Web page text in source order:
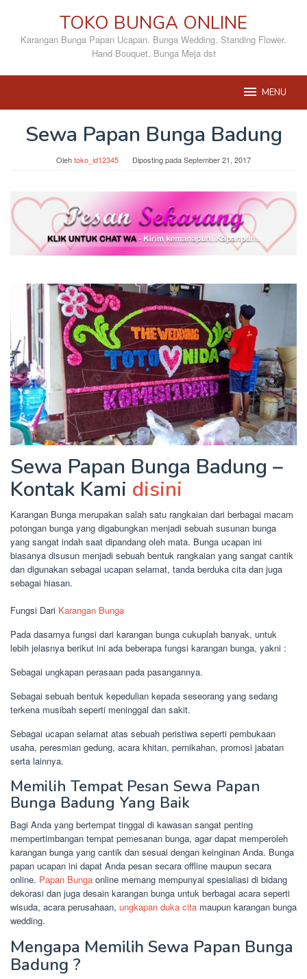
konten
TOKO BUNGA ONLINE
Karangan Bunga Papan Ucapan. Bunga Wedding. Standing Flower.
Hand Bouquet. Bunga Meja dst
MENU
Sewa Papan Bunga Badung
Olehtoko_id12345 Diposting padaSeptember 21, 2017
Sewa Papan Bunga Badung –
Kontak Kami disini
Karangan Bunga merupakan salah satu rangkaian dari berbagai macam
potongan bunga yang digabungkan menjadi sebuah susunan bunga
yang sangat indah saat dipandang oleh mata. Bunga ucapan ini
biasanya disusun menjadi sebuah bentuk rangkaian yang sangat cantik
dan digunakan sebagai ucapan selamat, tanda berduka cita dan juga
sebagai hiasan.
Fungsi Dari Karangan Bunga
Pada dasarnya fungsi dari karangan bunga cukuplah banyak, untuk
lebih jelasnya berikut ini ada beberapa fungsi karangan bunga, yakni :
Sebagai ungkapan perasaan pada pasangannya.
Sebagai sebuah bentuk kepedulian kepada seseorang yang sedang
terkena musibah seperti meninggal dan sakit.
Sebagai ucapan selamat atas sebuah peristiwa seperti pembukaan
usaha, peresmian gedung, acara khitan, pernikahan, promosi jabatan
serta lainnya.
Memilih Tempat Pesan Sewa Papan
Bunga Badung Yang Baik
Bagi Anda yang bertempat tinggal di kawasan sangat penting
mempertimbangan tempat pemesanan bunga, agar dapat memperoleh
karangan bunga yang cantik dan sesuai dengan keinginan Anda. Bunga
papan ucapan ini dapat Anda pesan secara offline maupun secara
online. Papan Bunga online memang mempunyai spesialiasi di bidang
dekorasi dan juga desain karangan bunga untuk berbagai acara seperti
wisuda, acara perusahaan, ungkapan duka cita maupun karangan bunga
wedding.
Mengapa Memilih Sewa Papan Bunga
Badung ?